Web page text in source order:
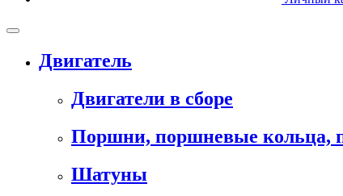
Двигатель
Двигатели в сборе
Поршни, поршневые кольца,
Шатуны